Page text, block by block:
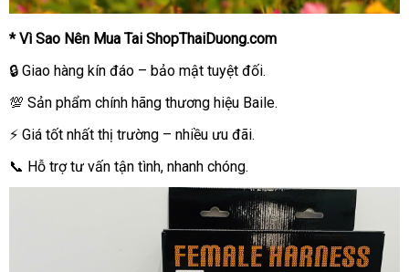
* Vì Sao Nên Mua Tai ShopThaiDuong.com
🔒 Giao hàng kín đáo – bảo mật tuyệt đối.
💯 Sản phẩm chính hãng thương hiệu Baile.
⚡ Giá tốt nhất thị trường – nhiều ưu đãi.
📞 Hỗ trợ tư vấn tận tình, nhanh chóng.